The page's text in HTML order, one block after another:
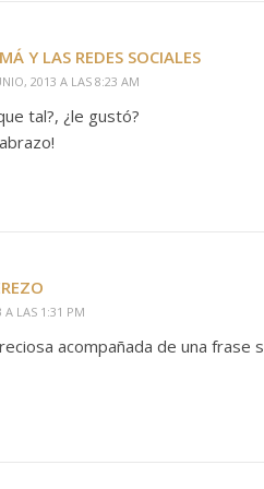
Y LAS REDES SOCIALES
2013 A LAS 8:23 AM
tal?, ¿le gustó?
A LAS 1:31 PM
acompañada de una frase